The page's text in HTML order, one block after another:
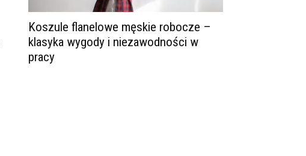
Koszule flanelowe męskie robocze –
klasyka wygody i niezawodności w
pracy